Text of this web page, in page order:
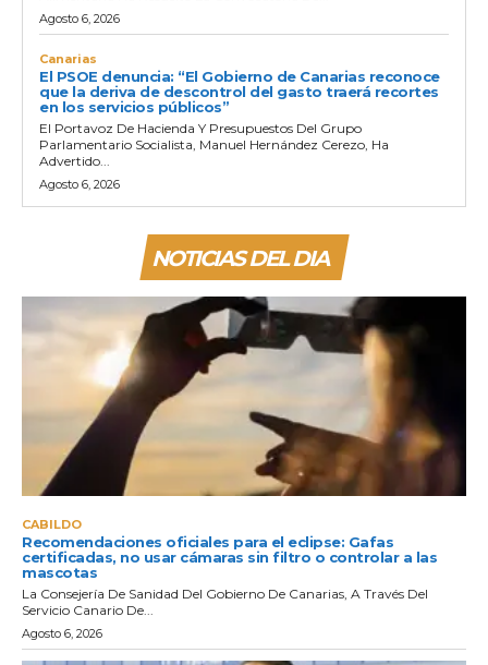
Agosto 6, 2026
Canarias
El PSOE denuncia: “El Gobierno de Canarias reconoce
que la deriva de descontrol del gasto traerá recortes
en los servicios públicos”
El Portavoz De Hacienda Y Presupuestos Del Grupo
Parlamentario Socialista, Manuel Hernández Cerezo, Ha
Advertido...
Agosto 6, 2026
NOTICIAS DEL DIA
CABILDO
Recomendaciones oficiales para el eclipse: Gafas
certificadas, no usar cámaras sin filtro o controlar a las
mascotas
La Consejería De Sanidad Del Gobierno De Canarias, A Través Del
Servicio Canario De...
Agosto 6, 2026